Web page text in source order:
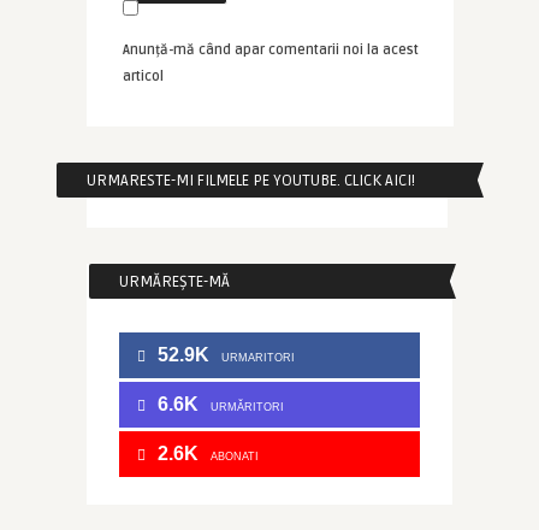
Anunță-mă când apar comentarii noi la acest
articol
URMARESTE-MI FILMELE PE YOUTUBE. CLICK AICI!
URMĂREȘTE-MĂ
52.9K URMARITORI
6.6K URMĂRITORI
2.6K ABONATI